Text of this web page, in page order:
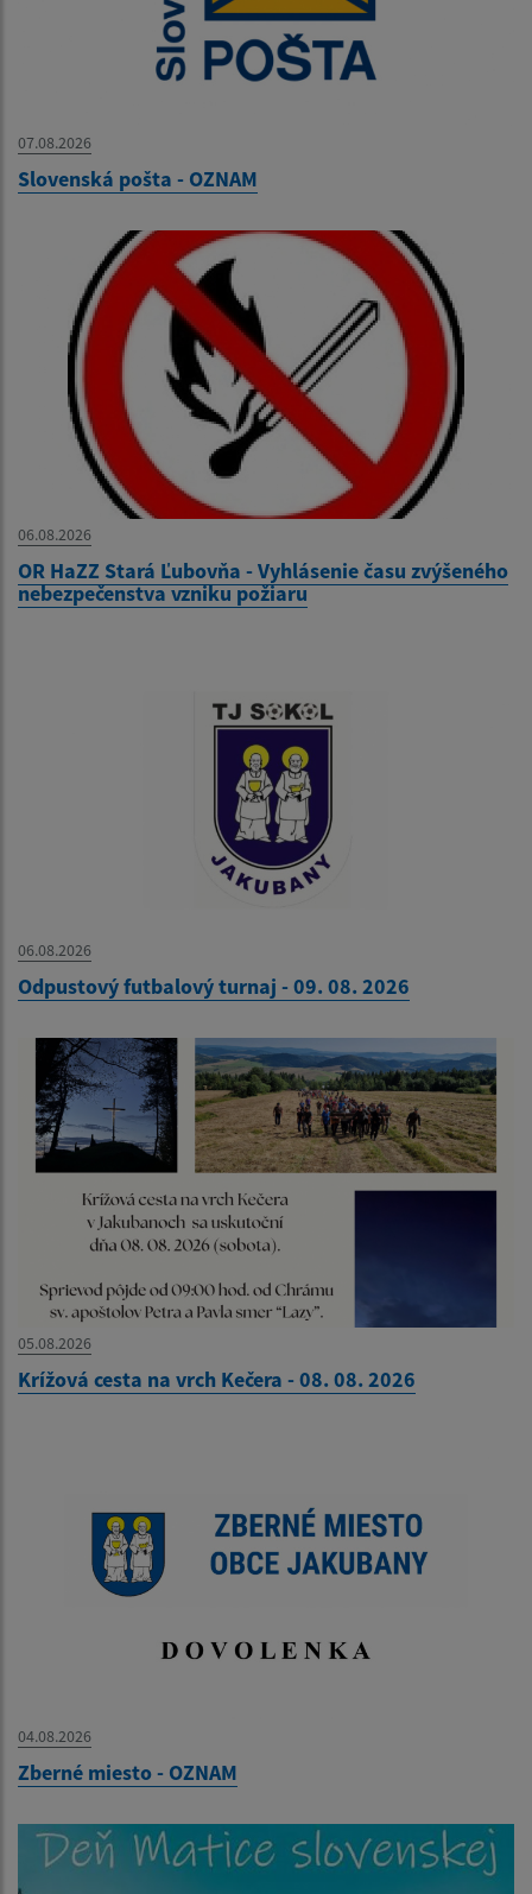
07.08.2026
Slovenská pošta - OZNAM
06.08.2026
OR HaZZ Stará Ľubovňa - Vyhlásenie času zvýšeného
nebezpečenstva vzniku požiaru
06.08.2026
Odpustový futbalový turnaj - 09. 08. 2026
05.08.2026
Krížová cesta na vrch Kečera - 08. 08. 2026
04.08.2026
Zberné miesto - OZNAM